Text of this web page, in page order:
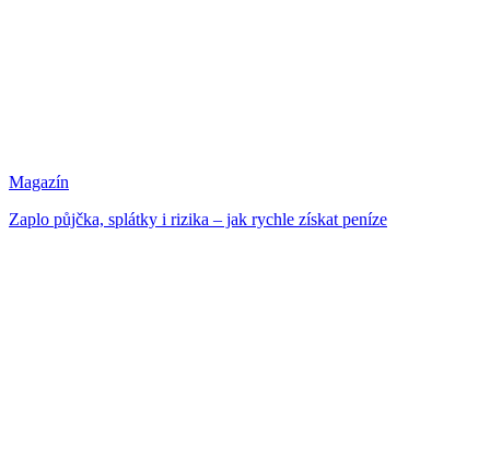
Magazín
Zaplo půjčka, splátky i rizika – jak rychle získat peníze